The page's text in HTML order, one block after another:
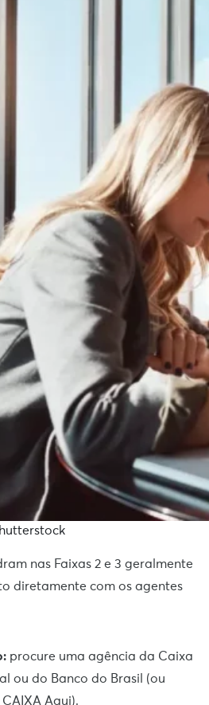
nas Faixas 2 e 3 geralmente
diretamente com os agentes
procure uma agência da Caixa
ou do Banco do Brasil (ou
Aqui).